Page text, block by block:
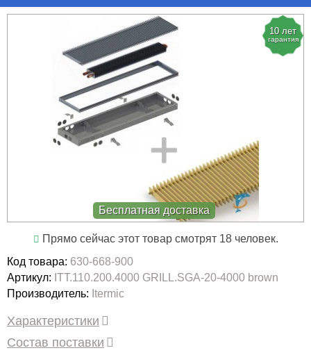
10 лет
гарантия
Бесплатная доставка
Прямо сейчас этот товар смотрят 18 человек.
Код товара: 630-668-900
Артикул: ITT.110.200.4000 GRILL.SGA-20-4000 brown
Производитель: Itermic
Характеристики
Состав поставки